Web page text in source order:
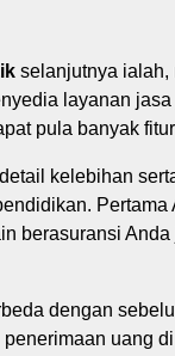
selanjutnya ialah,
layanan
pula banyak
kelebihan
berasuransi
dengan
uang